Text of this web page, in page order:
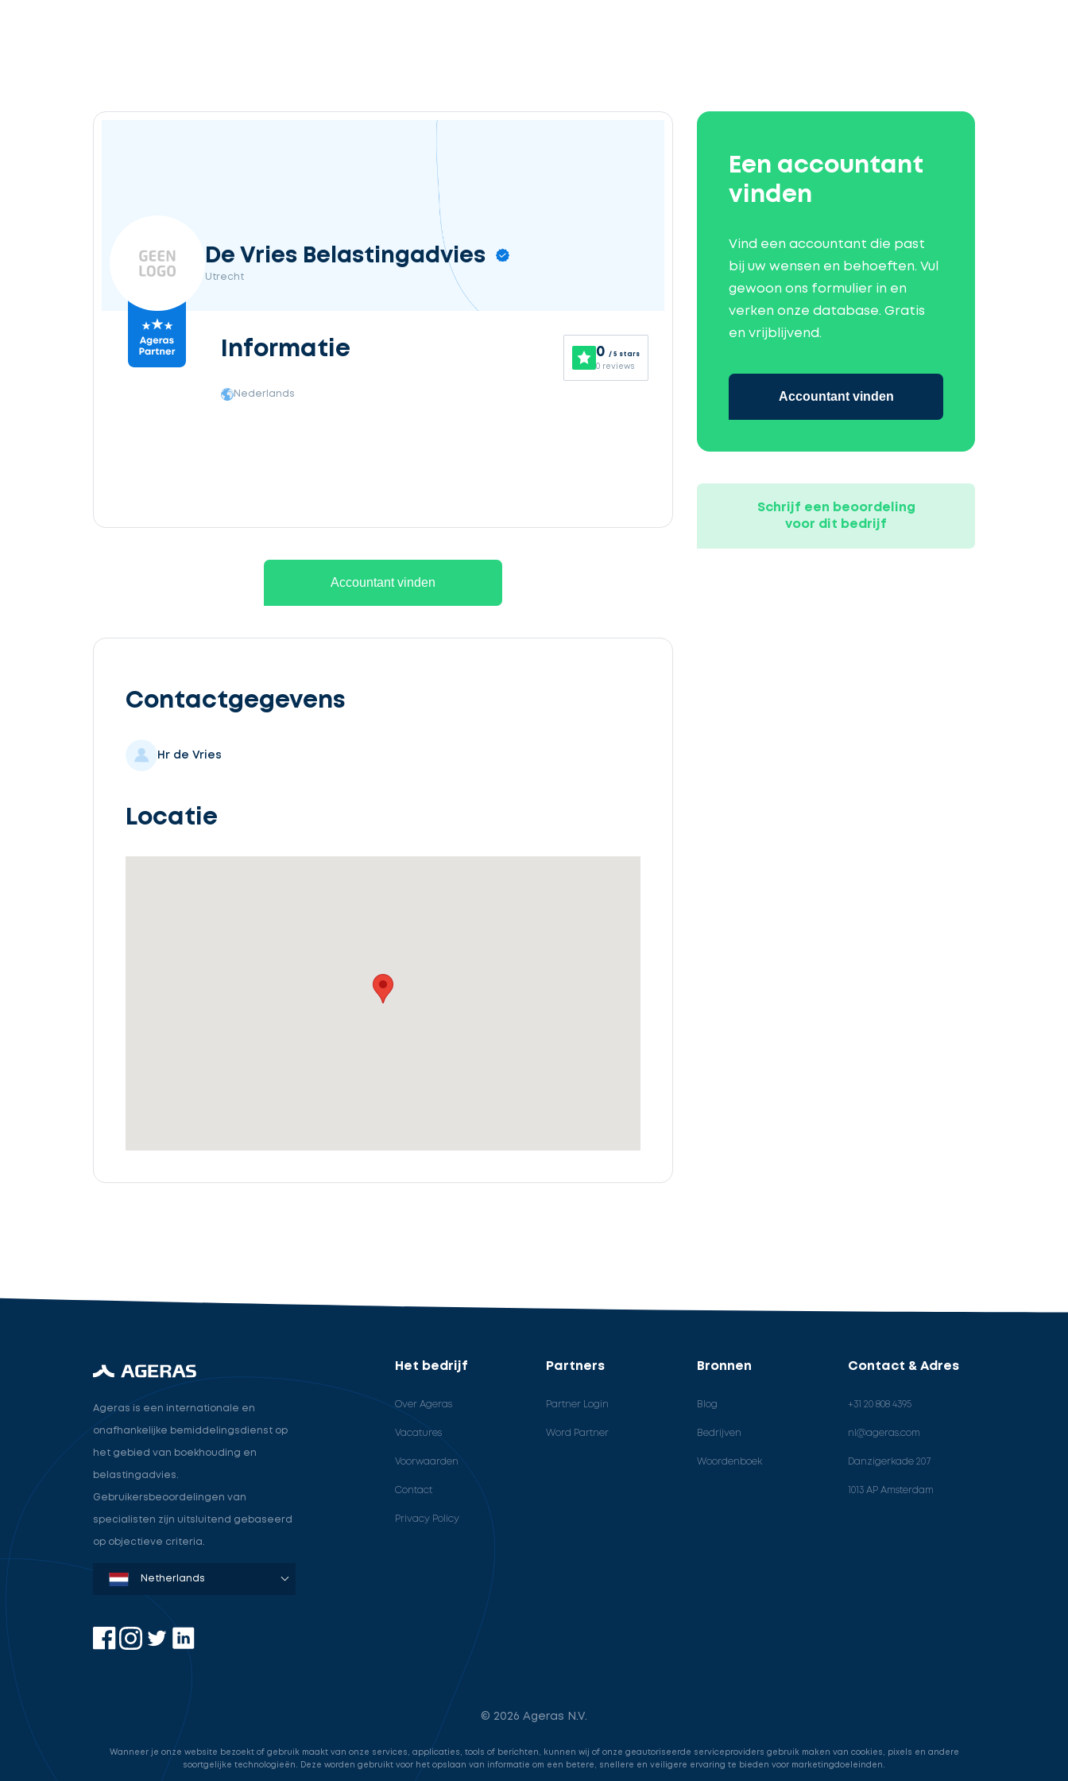
De Vries Belastingadvies
Utrecht
0 / 5 stars
0 reviews
Informatie
Nederlands
Accountant vinden
Contactgegevens
Hr de Vries
Locatie
Een accountant
vinden
Vind een accountant die past
bij uw wensen en behoeften. Vul
gewoon ons formulier in en
verken onze database. Gratis
en vrijblijvend.
Accountant vinden
Schrijf een beoordeling
voor dit bedrijf
cta_box.sub_headline
Ageras is een internationale en
onafhankelijke bemiddelingsdienst op
het gebied van boekhouding en
belastingadvies.
Gebruikersbeoordelingen van
specialisten zijn uitsluitend gebaseerd
op objectieve criteria.
Denmark
Sweden
Norway
Netherlands
Germany
USA
Het bedrijf
Over Ageras
Vacatures
Voorwaarden
Contact
Privacy Policy
Partners
Partner Login
Word Partner
Bronnen
Blog
Bedrijven
Woordenboek
Contact & Adres
+31 20 808 4395
nl@ageras.com
Danzigerkade 207
1013 AP Amsterdam
© 2026 Ageras N.V.
Wanneer je onze website bezoekt of gebruik maakt van onze services, applicaties, tools of berichten, kunnen wij of onze geautoriseerde serviceproviders gebruik maken van cookies, pixels en andere
soortgelijke technologieën. Deze worden gebruikt voor het opslaan van informatie om een betere, snellere en veiligere ervaring te bieden voor marketingdoeleinden.